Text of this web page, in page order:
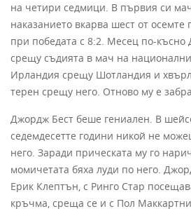
на четири седмици. В първия си
наказанието вкарва шест от осемте
при победата с 8:2. Месец по-
срещу съдията в мач на
Ирландия срещу Шотландия и
терен срещу него. Отново му е
Джордж Бест беше гениален. В
седемдесетте години никой не
него. Заради прическата му го
момичетата бяха луди по него.
Ерик Клептън, с Ринго Стар
кръчма, среща се и с Пол